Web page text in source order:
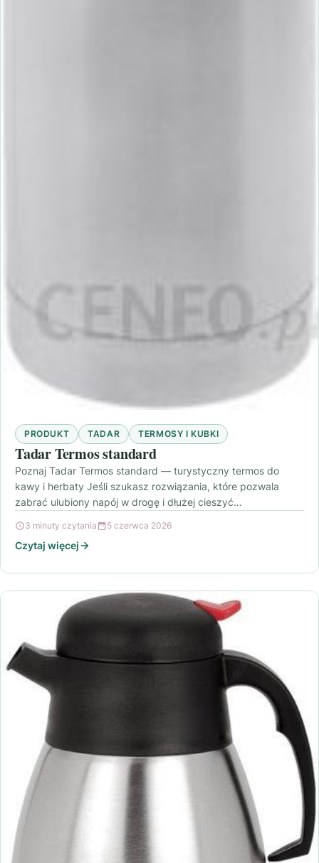
PRODUKT TADAR TERMOSY I KUBKI
Tadar Termos standard
Poznaj Tadar Termos standard — turystyczny termos do
kawy i herbaty Jeśli szukasz rozwiązania, które pozwala
zabrać ulubiony napój w drogę i dłużej cieszyć…
3 minuty czytania 5 czerwca 2026
Czytaj więcej